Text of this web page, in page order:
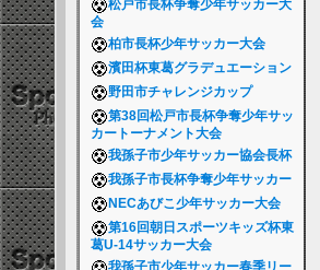
松戸市長杯争奪少年サッカー大
会
柏市長杯少年サッカー大会
濱田杯東葛グラデュエーション
野田市チャレンジカップ
第38回松戸市長杯争奪少年サッ
カートーナメント大会
我孫子市少年サッカー協会長杯
我孫子市長杯争奪少年サッカー
NECあびこ少年サッカー大会
第16回朝日スポーツキッズ杯東
葛U-14サッカー大会
我孫子市少年サッカー春季リー